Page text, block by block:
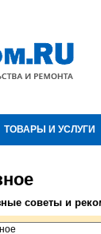
ТОВАРЫ И УСЛУГИ
советы и